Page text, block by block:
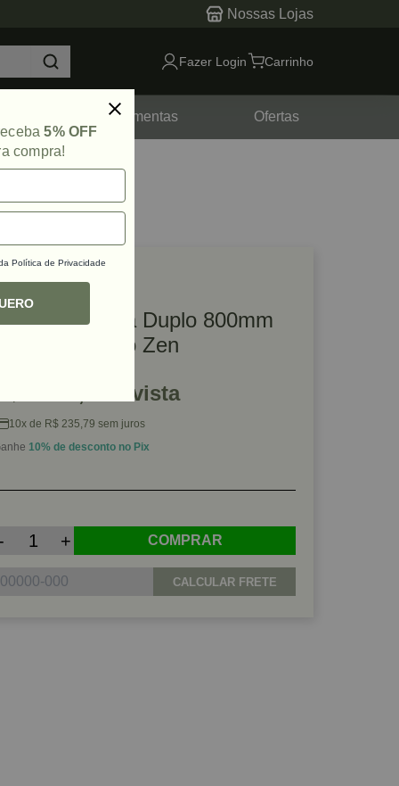
Nossas Lojas
Fazer Login Carrinho
Ferramentas Ofertas
65473
Moma Duplo 800mm
Escovado Zen
2.357,97 à vista
10x de R$ 235,79 sem juros
10% de desconto no Pix
+ COMPRAR
CALCULAR FRETE
5% OFF
compra!
Política de Privacidade